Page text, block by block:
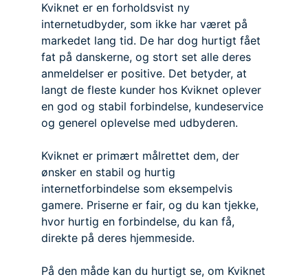
Kviknet er en forholdsvist ny
internetudbyder, som ikke har været på
markedet lang tid. De har dog hurtigt fået
fat på danskerne, og stort set alle deres
anmeldelser er positive. Det betyder, at
langt de fleste kunder hos Kviknet oplever
en god og stabil forbindelse, kundeservice
og generel oplevelse med udbyderen.
Kviknet er primært målrettet dem, der
ønsker en stabil og hurtig
internetforbindelse som eksempelvis
gamere. Priserne er fair, og du kan tjekke,
hvor hurtig en forbindelse, du kan få,
direkte på deres hjemmeside.
På den måde kan du hurtigt se, om Kviknet